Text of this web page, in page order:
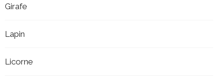
Girafe
Lapin
Licorne